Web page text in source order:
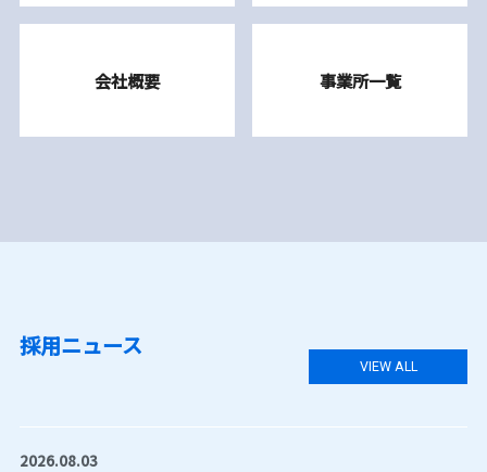
会社概要 事業所一覧
採用ニュース
VIEW ALL
2026.08.03